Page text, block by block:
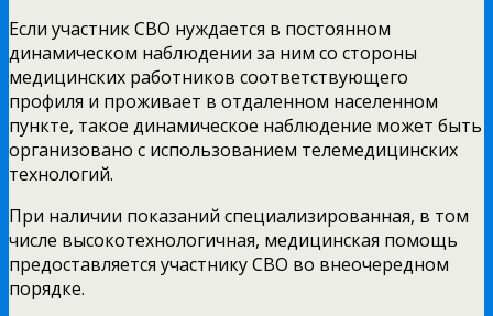
Если участник СВО нуждается в постоянном
динамическом наблюдении за ним со стороны
медицинских работников соответствующего
профиля и проживает в отдаленном населенном
пункте, такое динамическое наблюдение может быть
организовано с использованием телемедицинских
технологий.
При наличии показаний специализированная, в том
числе высокотехнологичная, медицинская помощь
предоставляется участнику СВО во внеочередном
порядке.